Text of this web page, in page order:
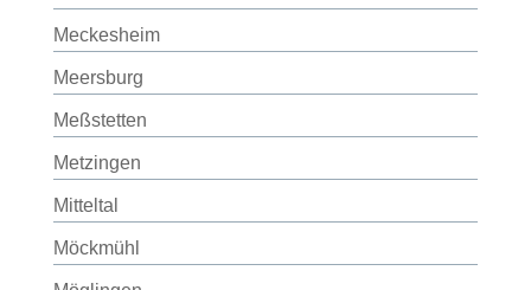
Meckesheim
Meersburg
Meßstetten
Metzingen
Mitteltal
Möckmühl